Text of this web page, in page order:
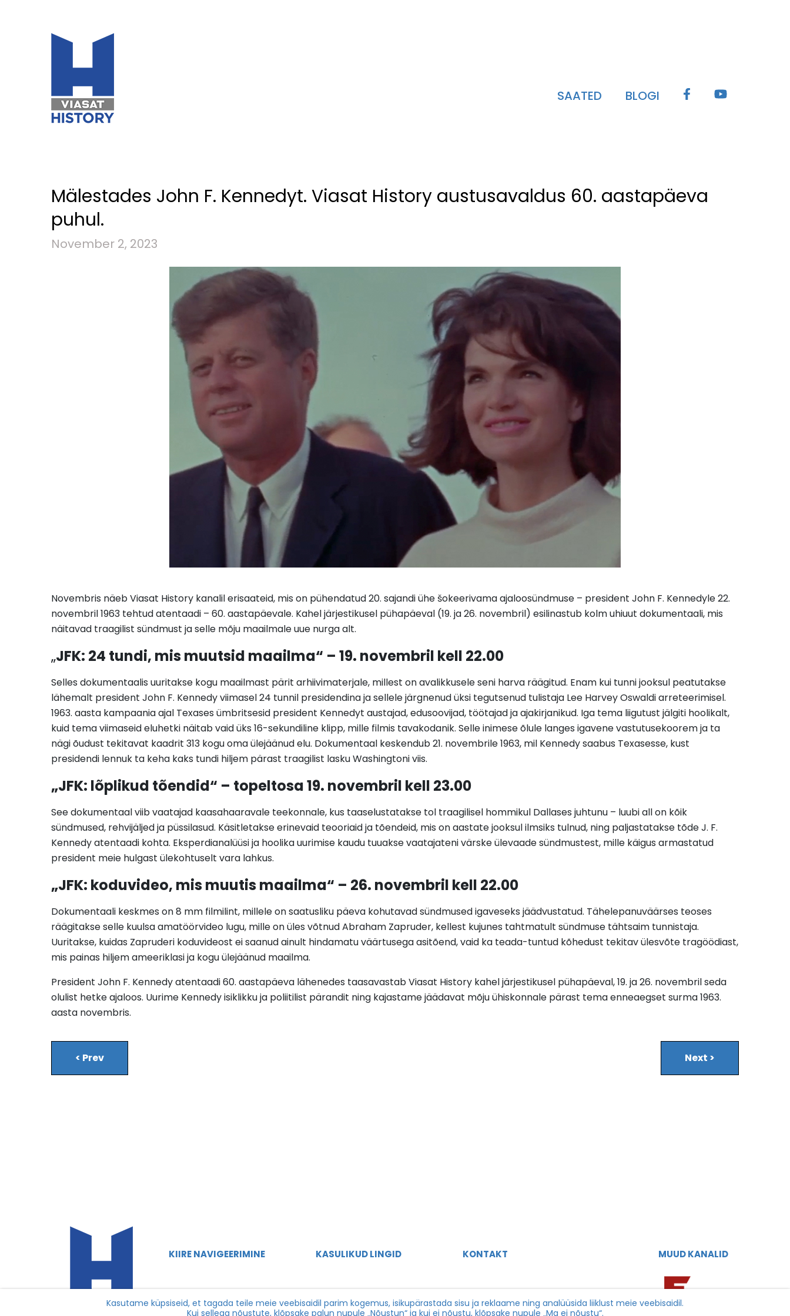
SAATED BLOGI
Mälestades John F. Kennedyt. Viasat History austusavaldus 60. aastapäeva
puhul.
November 2, 2023
Novembris näeb Viasat History kanalil erisaateid, mis on pühendatud 20. sajandi ühe šokeerivama ajaloosündmuse – president John F. Kennedyle 22.
novembril 1963 tehtud atentaadi – 60. aastapäevale. Kahel järjestikusel pühapäeval (19. ja 26. novembril) esilinastub kolm uhiuut dokumentaali, mis
näitavad traagilist sündmust ja selle mõju maailmale uue nurga alt.
„JFK: 24 tundi, mis muutsid maailma“ – 19. novembril kell 22.00
Selles dokumentaalis uuritakse kogu maailmast pärit arhiivimaterjale, millest on avalikkusele seni harva räägitud. Enam kui tunni jooksul peatutakse
lähemalt president John F. Kennedy viimasel 24 tunnil presidendina ja sellele järgnenud üksi tegutsenud tulistaja Lee Harvey Oswaldi arreteerimisel.
1963. aasta kampaania ajal Texases ümbritsesid president Kennedyt austajad, edusoovijad, töötajad ja ajakirjanikud. Iga tema liigutust jälgiti hoolikalt,
kuid tema viimaseid eluhetki näitab vaid üks 16-sekundiline klipp, mille filmis tavakodanik. Selle inimese õlule langes igavene vastutusekoorem ja ta
nägi õudust tekitavat kaadrit 313 kogu oma ülejäänud elu. Dokumentaal keskendub 21. novembrile 1963, mil Kennedy saabus Texasesse, kust
presidendi lennuk ta keha kaks tundi hiljem pärast traagilist lasku Washingtoni viis.
„JFK: lõplikud tõendid“ – topeltosa 19. novembril kell 23.00
See dokumentaal viib vaatajad kaasahaaravale teekonnale, kus taaselustatakse tol traagilisel hommikul Dallases juhtunu – luubi all on kõik
sündmused, rehvijäljed ja püssilasud. Käsitletakse erinevaid teooriaid ja tõendeid, mis on aastate jooksul ilmsiks tulnud, ning paljastatakse tõde J. F.
Kennedy atentaadi kohta. Eksperdianalüüsi ja hoolika uurimise kaudu tuuakse vaatajateni värske ülevaade sündmustest, mille käigus armastatud
president meie hulgast ülekohtuselt vara lahkus.
„JFK: koduvideo, mis muutis maailma“ – 26. novembril kell 22.00
Dokumentaali keskmes on 8 mm filmilint, millele on saatusliku päeva kohutavad sündmused igaveseks jäädvustatud. Tähelepanuväärses teoses
räägitakse selle kuulsa amatöörvideo lugu, mille on üles võtnud Abraham Zapruder, kellest kujunes tahtmatult sündmuse tähtsaim tunnistaja.
Uuritakse, kuidas Zapruderi koduvideost ei saanud ainult hindamatu väärtusega asitõend, vaid ka teada-tuntud kõhedust tekitav ülesvõte tragöödiast,
mis painas hiljem ameeriklasi ja kogu ülejäänud maailma.
President John F. Kennedy atentaadi 60. aastapäeva lähenedes taasavastab Viasat History kahel järjestikusel pühapäeval, 19. ja 26. novembril seda
olulist hetke ajaloos. Uurime Kennedy isiklikku ja poliitilist pärandit ning kajastame jäädavat mõju ühiskonnale pärast tema enneaegset surma 1963.
aasta novembris.
< Prev Next >
KIIRE NAVIGEERIMINE
Telekava
KASULIKUD LINGID
Privaatsuspoliitika
KONTAKT MUUD KANALID
Kasutame küpsiseid, et tagada teile meie veebisaidil parim kogemus, isikupärastada sisu ja reklaame ning analüüsida liiklust meie veebisaidil.
Kui sellega nõustute, klõpsake palun nupule „Nõustun“ ja kui ei nõustu, klõpsake nupule „Ma ei nõustu“.